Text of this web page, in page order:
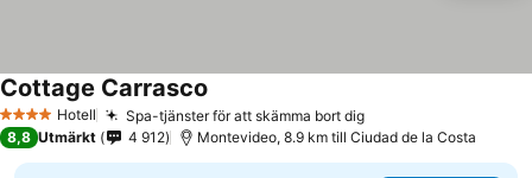
4 StjärnorHotell Spa-tjänster för att skämma bort dig
Cottage Carrasco
8,8 Utmärkt 4 912 Montevideo, 8.9 km till Ciudad de la Costa